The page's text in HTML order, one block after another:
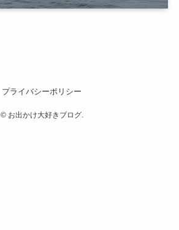
プライバシーポリシー
©お出かけ大好きブログ.